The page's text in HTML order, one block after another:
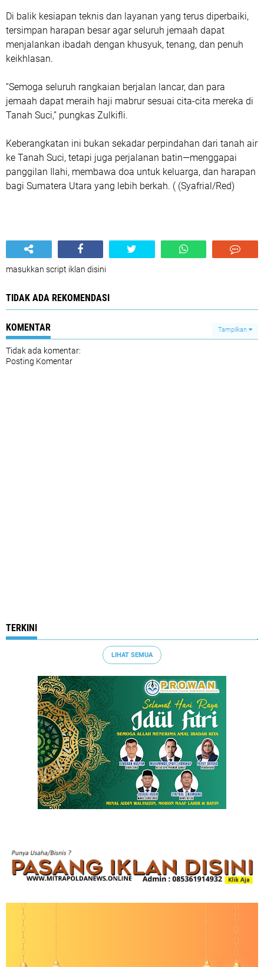
Di balik kesiapan teknis dan layanan yang terus diperbaiki,
tersimpan harapan besar agar seluruh jemaah dapat
menjalankan ibadah dengan khusyuk, tenang, dan penuh
keikhlasan.
“Semoga seluruh rangkaian berjalan lancar, dan para
jemaah dapat meraih haji mabrur sesuai cita-cita mereka di
Tanah Suci,” pungkas Zulkifli.
Keberangkatan ini bukan sekadar perpindahan dari tanah air
ke Tanah Suci, tetapi juga perjalanan batin—menggapai
panggilan Ilahi, membawa doa untuk keluarga, dan harapan
bagi Sumatera Utara yang lebih berkah. ( (Syafrial/Red)
masukkan script iklan disini
TIDAK ADA REKOMENDASI
KOMENTAR Tampilkan
Tidak ada komentar:
Posting Komentar
TERKINI
LIHAT SEMUA